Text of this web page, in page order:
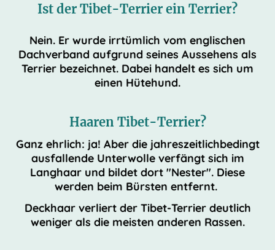
Ist der Tibet-Terrier ein Terrier?
Nein. Er wurde irrtümlich vom englischen
Dachverband aufgrund seines Aussehens als
Terrier bezeichnet. Dabei handelt es sich um
einen Hütehund.
Haaren Tibet-Terrier?
Ganz ehrlich: ja! Aber die jahreszeitlichbedingt
ausfallende Unterwolle verfängt sich im
Langhaar und bildet dort "Nester". Diese
werden beim Bürsten entfernt.
Deckhaar verliert der Tibet-Terrier deutlich
weniger als die meisten anderen Rassen.